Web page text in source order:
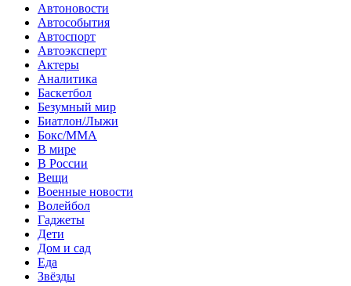
Автоновости
Автособытия
Автоспорт
Автоэксперт
Актеры
Аналитика
Баскетбол
Безумный мир
Биатлон/Лыжи
Бокс/MMA
В мире
В России
Вещи
Военные новости
Волейбол
Гаджеты
Дети
Дом и сад
Еда
Звёзды